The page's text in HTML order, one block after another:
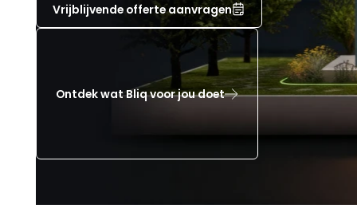
Vrijblijvende offerte aanvragen
Ontdek wat Bliq voor jou doet